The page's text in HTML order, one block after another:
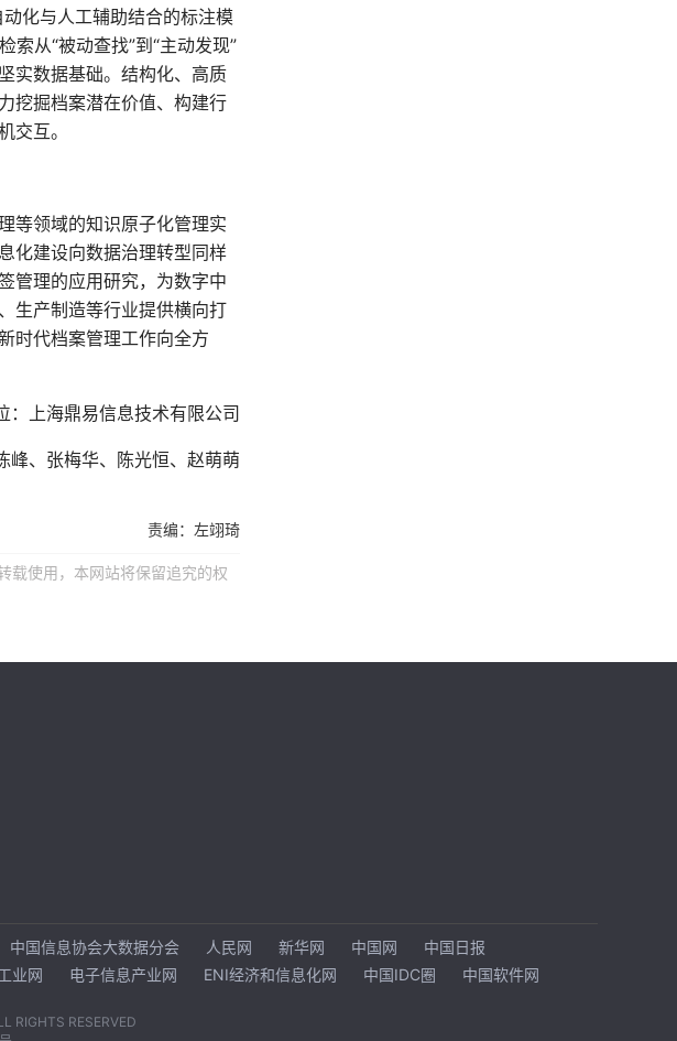
化与人工辅助结合的标注模
从“被动查找”到“主动发现”
实数据基础。结构化、高质
挖掘档案潜在价值、构建行
交互。
等领域的知识原子化管理实
化建设向数据治理转型同样
管理的应用研究，为数字中
生产制造等行业提供横向打
时代档案管理工作向全方
：上海鼎易信息技术有限公司
峰、张梅华、陈光恒、赵萌萌
责编：左翊琦
载使用，本网站将保留追究的权
中国信息协会大数据分会 人民网 新华网 中国网
中国日报
业网 电子信息产业网 ENI经济和信息化网 中国IDC圈 中国软件网
RIGHTS RESERVED